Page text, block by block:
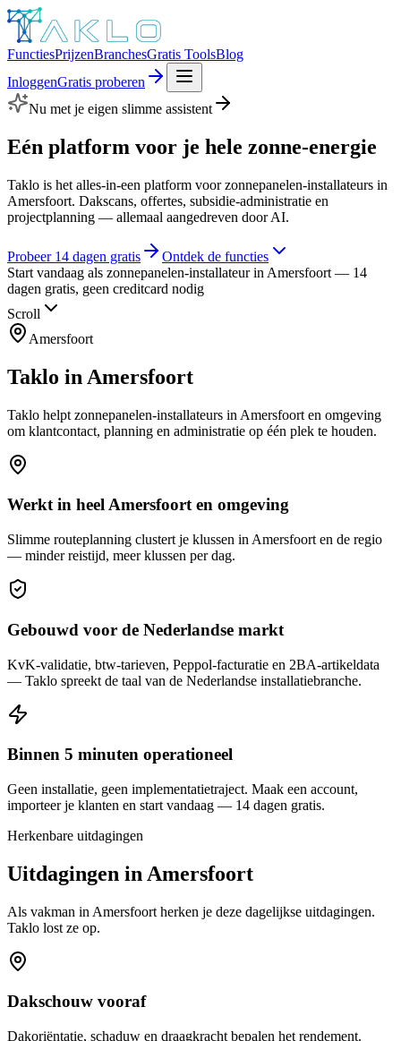
FunctiesPrijzenBranchesGratis ToolsBlog
InloggenGratis proberen
Nu met je eigen slimme assistent
Eén platform voor je hele zonne-energie
Taklo is het alles-in-een platform voor zonnepanelen-installateurs in
Amersfoort. Dakscans, offertes, subsidie-administratie en
projectplanning — allemaal aangedreven door AI.
Probeer 14 dagen gratis
Ontdek de functies
Start vandaag als zonnepanelen-installateur in Amersfoort — 14
dagen gratis, geen creditcard nodig
Scroll
Amersfoort
Taklo in Amersfoort
Taklo helpt zonnepanelen-installateurs in Amersfoort en omgeving
om klantcontact, planning en administratie op één plek te houden.
Werkt in heel Amersfoort en omgeving
Slimme routeplanning clustert je klussen in Amersfoort en de regio
— minder reistijd, meer klussen per dag.
Gebouwd voor de Nederlandse markt
KvK-validatie, btw-tarieven, Peppol-facturatie en 2BA-artikeldata
— Taklo spreekt de taal van de Nederlandse installatiebranche.
Binnen 5 minuten operationeel
Geen installatie, geen implementatietraject. Maak een account,
importeer je klanten en start vandaag — 14 dagen gratis.
Herkenbare uitdagingen
Uitdagingen in Amersfoort
Als vakman in Amersfoort herken je deze dagelijkse uitdagingen.
Taklo lost ze op.
Dakschouw vooraf
Dakoriëntatie, schaduw en draagkracht bepalen het rendement.